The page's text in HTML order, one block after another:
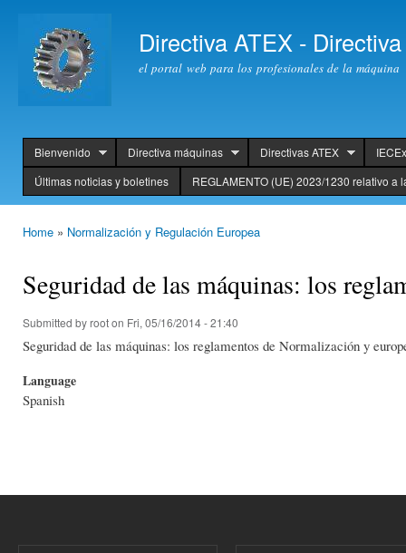
Directiva ATEX -
el portal web para los profesionales de la máquina
header
Bienvenido Directiva máquinas Directivas ATEX
IECEx
Últimas noticias y boletines
REGLAMENTO (UE) 2023/1230 relativo a
Home » Normalización y Regulación Europea
Seguridad de las máquinas: los
Submitted byrooton Fri, 05/16/2014 - 21:40
Seguridad de las máquinas: los reglamentos de Normalización y
Language
Spanish